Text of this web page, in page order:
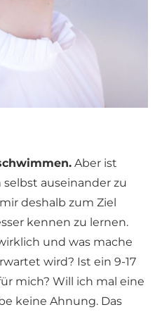
Aber ist
auseinander zu
deshalb zum Ziel
kennen zu lernen.
und was mache
wird? Ist ein 9-17
mich? Will ich mal eine
keine Ahnung. Das